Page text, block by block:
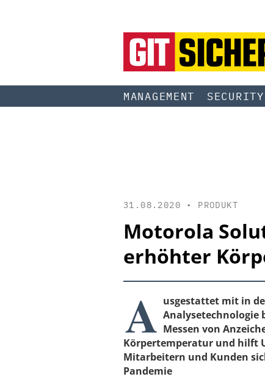
MANAGEMENT SECURITY
31.08.2020 • PRODUKT
Motorola
erhöhter
A usgestattet mit in
Analysetechnologie
Messen von
Körpertemperatur und hilft
Mitarbeitern und Kunden
Pandemie